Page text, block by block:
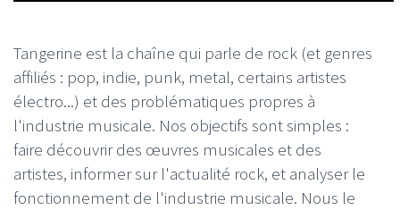
Tangerine est la chaîne qui parle de rock (et genres
affiliés : pop, indie, punk, metal, certains artistes
électro...) et des problématiques propres à
l'industrie musicale. Nos objectifs sont simples :
faire découvrir des œuvres musicales et des
artistes, informer sur l'actualité rock, et analyser le
fonctionnement de l'industrie musicale. Nous le